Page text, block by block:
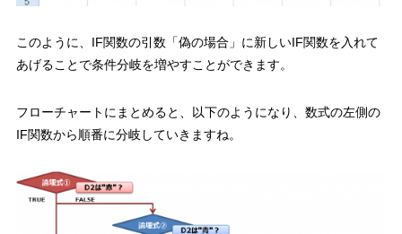
このように、 IF関数の引数「偽の場合」に新しいIF関数を入れて
あげることで条件分岐を増やすことができます。
フローチャートにまとめると、以下のようになり、数式の左側の
IF関数から順番に分岐していきますね。